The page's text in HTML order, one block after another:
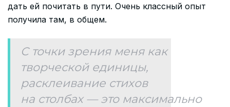
дать ей почитать в пути. Очень классный опыт
получила там, в общем.
С точки зрения меня как
творческой единицы,
расклеивание стихов
на столбах — это максимально